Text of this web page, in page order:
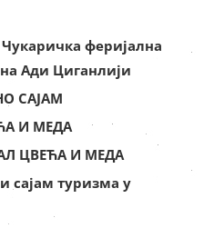
феријална
Ади Циганлији
САЈАМ
И МЕДА
ЦВЕЋА И МЕДА
сајам туризма у